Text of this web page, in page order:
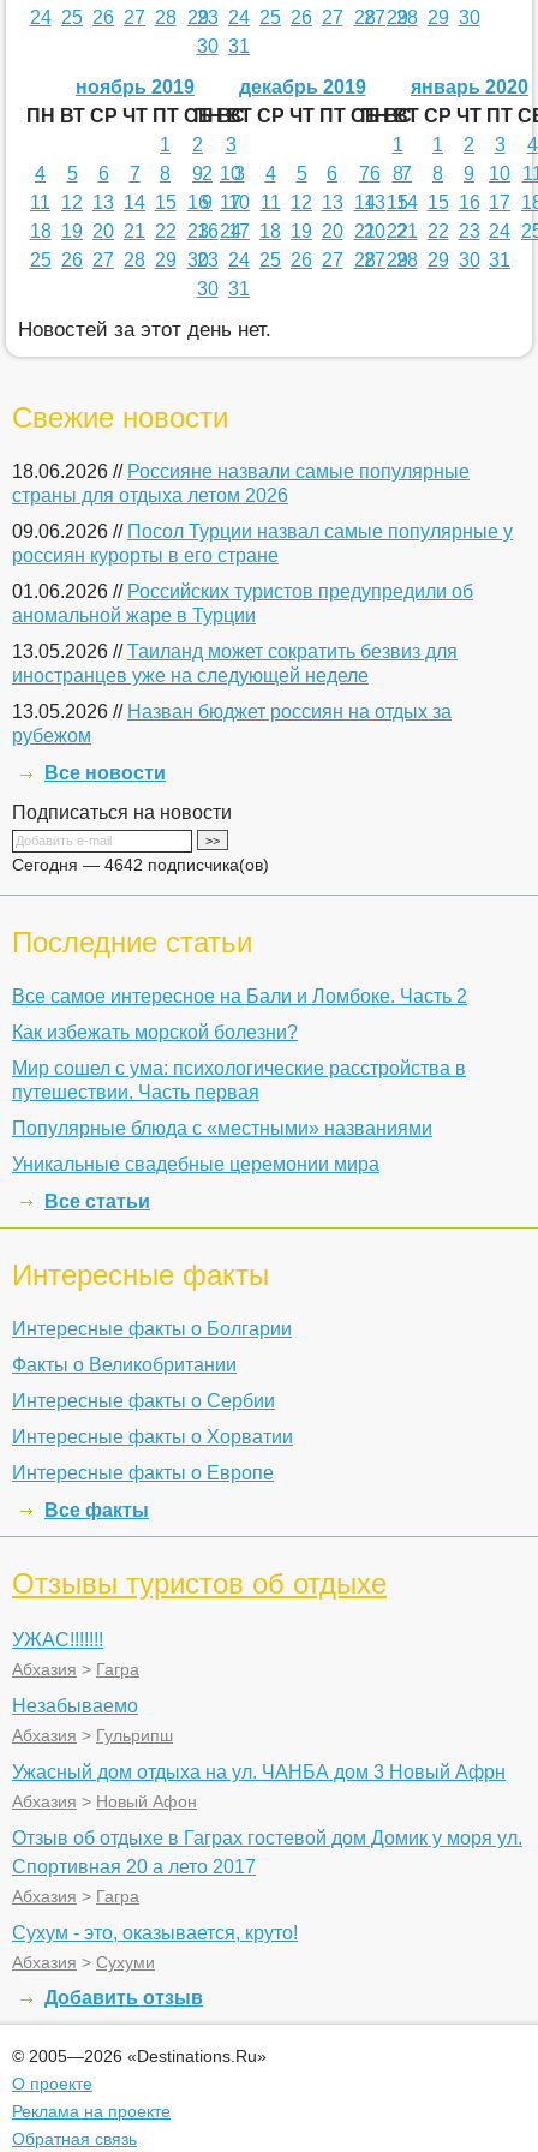
24 25 26 27 28 2923 24 25 26 27 28
29
30 31
27 28 29 30
ноябрь 2019
ПН ВТ СР ЧТ ПТ СБ ВС
1
2
3
4
5 6 7 8 9
10
11
12 13 14 15 16
17
18 19 20 21 22 23
24
25 26 27 28 29 30
декабрь 2019
ПН ВТ СР ЧТ ПТ СБ ВС
1
2
3 4 5 6 7
8
9
10 11 12 13 14
15
16 17 18 19 20 21
22
23 24 25 26 27 28
29
30 31
январь 2020
ПН ВТ СР ЧТ ПТ
1
2 3
4
6
7 8 9 10
13 14 15 16 17
20 21 22 23 24
27 28 29 30 31
Новостей за этот день нет.
Свежие новости
18.06.2026 // Россияне назвали самые популярные
страны для отдыха летом 2026
09.06.2026 // Посол Турции назвал самые популярные у
россиян курорты в его стране
01.06.2026 // Российских туристов предупредили об
аномальной жаре в Турции
13.05.2026 //Таиланд может сократить безвиз для
иностранцев уже на следующей неделе
13.05.2026 // Назван бюджет россиян на отдых за
рубежом
Все новости
Подписаться на новости
Сегодня — 4642 подписчика(ов)
Последние статьи
Все самое интересное на Бали и Ломбоке. Часть 2
Как избежать морской болезни?
Мир сошел с ума: психологические расстройства в
путешествии. Часть первая
Популярные блюда с «местными» названиями
Уникальные свадебные церемонии мира
Все статьи
Интересные факты
Интересные факты о Болгарии
Факты о Великобритании
Интересные факты о Сербии
Интересные факты о Хорватии
Интересные факты о Европе
Все факты
Отзывы туристов об отдыхе
УЖАС!!!!!!!
Абхазия > Гагра
Незабываемо
Абхазия > Гульрипш
Ужасный дом отдыха на ул. ЧАНБА дом 3 Новый Афрн
Абхазия > Новый Афон
Отзыв об отдыхе в Гаграх гостевой дом Домик у моря ул.
Спортивная 20 а лето 2017
Абхазия > Гагра
Сухум - это, оказывается, круто!
Абхазия > Сухуми
Добавить отзыв
© 2005—2026 «Destinations.Ru»
О проекте
Реклама на проекте
Обратная связь